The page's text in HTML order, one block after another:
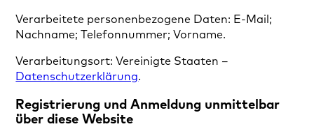
Verarbeitete personenbezogene Daten: E-Mail;
Nachname; Telefonnummer; Vorname.
Verarbeitungsort: Vereinigte Staaten –
Datenschutzerklärung.
Registrierung und Anmeldung unmittelbar
über diese Website